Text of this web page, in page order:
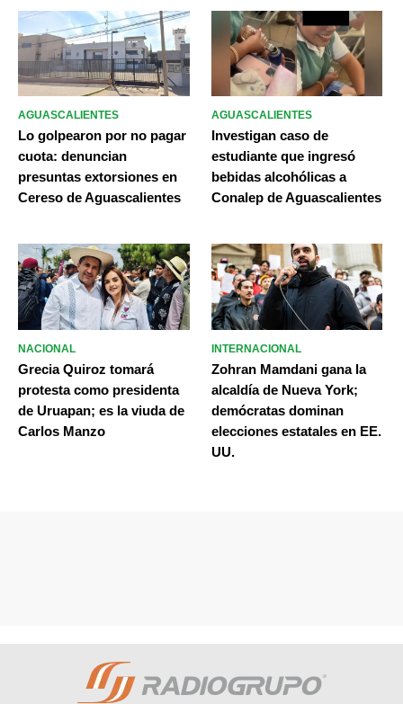
AGUASCALIENTES
Lo golpearon por no pagar
cuota: denuncian
presuntas extorsiones en
Cereso de Aguascalientes
AGUASCALIENTES
Investigan caso de
estudiante que ingresó
bebidas alcohólicas a
Conalep de Aguascalientes
NACIONAL
Grecia Quiroz tomará
protesta como presidenta
de Uruapan; es la viuda de
Carlos Manzo
INTERNACIONAL
Zohran Mamdani gana la
alcaldía de Nueva York;
demócratas dominan
elecciones estatales en EE.
UU.